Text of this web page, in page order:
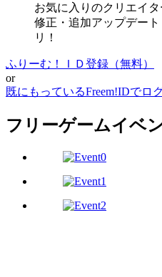
お気に入りのクリエイ
修正・追加アップデー
リ！
ふりーむ！ＩＤ登録（無料）
or
既にもっているFreem!IDでロ
フリーゲームイベ